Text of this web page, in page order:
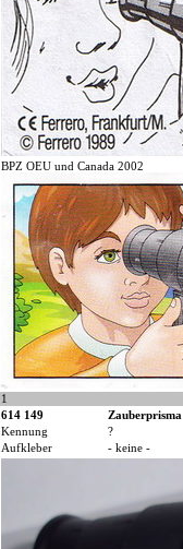
BPZ OEU und Canada 2002
1
614 149
Zauberprisma
Kennung
?
Aufkleber
- keine -